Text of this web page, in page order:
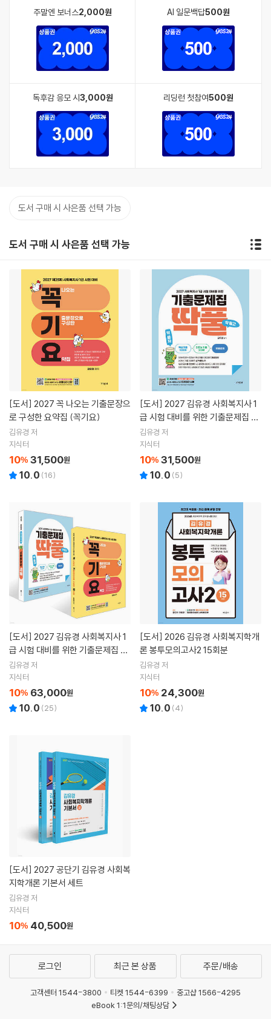
주말엔 보너스2,000원 AI 일문백답500원
독후감 응모 시3,000원 리딩런 첫참여500원
도서 구매 시 사은품 선택 가능
도서 구매 시 사은품 선택 가능
[도서]
로 구성한 요약집 (꼭기요)
김유경 저
지식터
10% 31,500원
10.0 (16)
[도서]
급 시험 대비를 위한 기출문제집 딱
풀
김유경 저
지식터
10% 31,500원
10.0 (5)
[도서]
급 시험 대비를 위한 기출문제집 딱
풀 + 2027 꼭 나오는 기출문장으
로 구성한 요약집 (꼭기요) 세트
김유경 저
지식터
10% 63,000원
10.0 (25)
[도서]
론 봉투모의고사2 15회분
김유경 저
지식터
10% 24,300원
10.0 (4)
[도서]
지학개론 기본서 세트
김유경 저
지식터
10% 40,500원
로그인 최근 본 상품 주문/배송
고객센터 1544-3800 티켓 1544-6399
중고샵 1566-4295
eBook 1:1문의/채팅상담